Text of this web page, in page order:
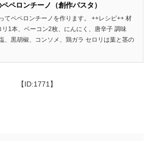
ペロンチーノ（創作パスタ）
てペペロンチーノを作ります。 ++レシピ++ 材
1本、ベーコン2枚、にんにく、唐辛子 調味
、黒胡椒、コンソメ、鶏ガラ セロリは葉と茎の
【ID:1771】